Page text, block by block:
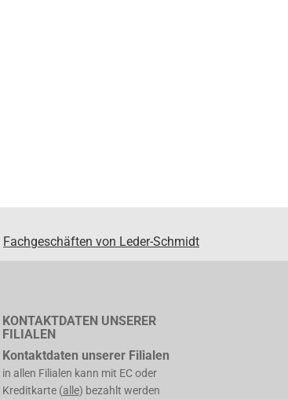
Fachgeschäften von Leder-Schmidt
KONTAKTDATEN UNSERER
FILIALEN
Kontaktdaten unserer Filialen
in allen Filialen kann mit EC oder
Kreditkarte (alle) bezahlt werden